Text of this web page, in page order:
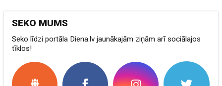
SEKO MUMS
Seko līdzi portāla Diena.lv jaunākajām ziņām arī sociālajos
tīklos!